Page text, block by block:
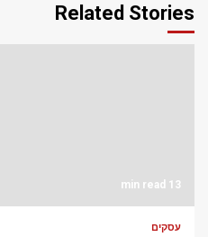
Related Stories
13 min read
עסקים